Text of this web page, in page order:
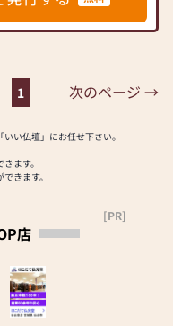
外からもご来店さ
豊富なスタッフの丁
に対応していただけ
1 次のページ →
い仏壇」にお任せ下さい。
ます。
きます。
店
[PR]